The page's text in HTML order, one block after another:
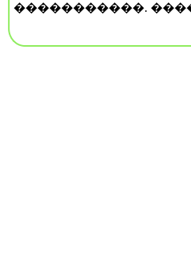
�����������.